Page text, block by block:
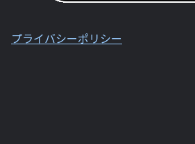
プライバシーポリシー